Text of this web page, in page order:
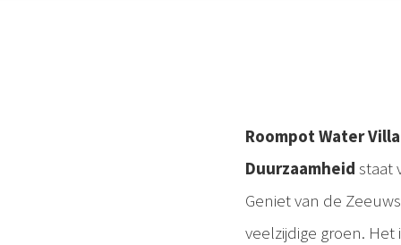
Roompot Water
Duurzaamheid staat
Geniet van de
veelzijdige groen.